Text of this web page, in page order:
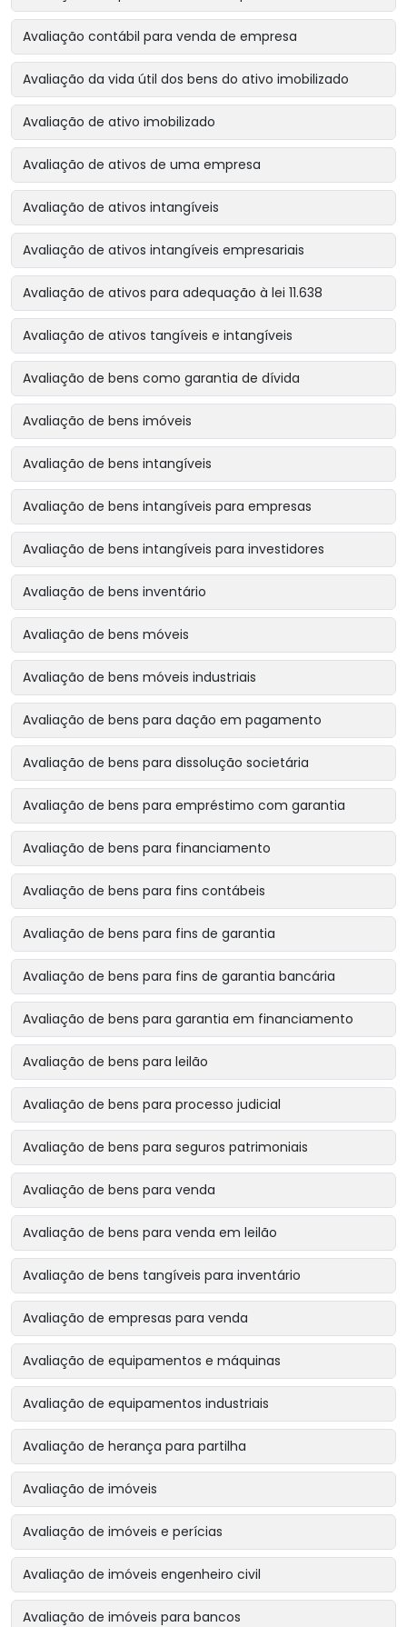
Avaliação contábil para venda de empresa
Avaliação da vida útil dos bens do ativo imobilizado
Avaliação de ativo imobilizado
Avaliação de ativos de uma empresa
Avaliação de ativos intangíveis
Avaliação de ativos intangíveis empresariais
Avaliação de ativos para adequação à lei 11.638
Avaliação de ativos tangíveis e intangíveis
Avaliação de bens como garantia de dívida
Avaliação de bens imóveis
Avaliação de bens intangíveis
Avaliação de bens intangíveis para empresas
Avaliação de bens intangíveis para investidores
Avaliação de bens inventário
Avaliação de bens móveis
Avaliação de bens móveis industriais
Avaliação de bens para dação em pagamento
Avaliação de bens para dissolução societária
Avaliação de bens para empréstimo com garantia
Avaliação de bens para financiamento
Avaliação de bens para fins contábeis
Avaliação de bens para fins de garantia
Avaliação de bens para fins de garantia bancária
Avaliação de bens para garantia em financiamento
Avaliação de bens para leilão
Avaliação de bens para processo judicial
Avaliação de bens para seguros patrimoniais
Avaliação de bens para venda
Avaliação de bens para venda em leilão
Avaliação de bens tangíveis para inventário
Avaliação de empresas para venda
Avaliação de equipamentos e máquinas
Avaliação de equipamentos industriais
Avaliação de herança para partilha
Avaliação de imóveis
Avaliação de imóveis e perícias
Avaliação de imóveis engenheiro civil
Avaliação de imóveis para bancos